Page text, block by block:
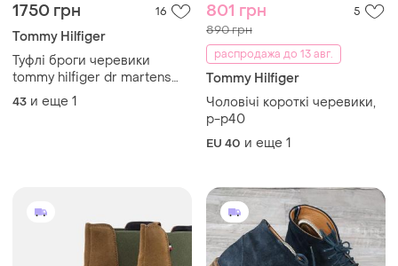
1750 грн 16
Tommy Hilfiger
Туфлі броги черевики
tommy hilfiger dr martens
оксфорд timberland bally
43 и еще 1
801 грн 5
890 грн
распродажа до 13 авг.
Tommy Hilfiger
Чоловічі короткі черевики,
р-р40
EU 40 и еще 1